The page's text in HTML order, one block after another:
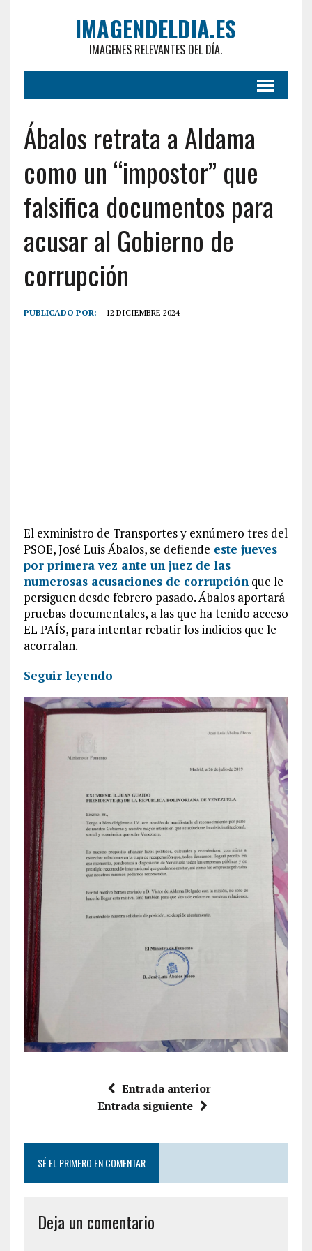
IMAGENDELDIA.ES
IMAGENES RELEVANTES DEL DÍA.
Ábalos retrata a Aldama
como un “impostor” que
falsifica documentos para
acusar al Gobierno de
corrupción
PUBLICADO POR: 12 DICIEMBRE 2024
El exministro de Transportes y exnúmero tres del
PSOE, José Luis Ábalos, se defiende este jueves
por primera vez ante un juez de las
numerosas acusaciones de corrupciónque le
persiguen desde febrero pasado. Ábalos aportará
pruebas documentales, a las que ha tenido acceso
EL PAÍS, para intentar rebatir los indicios que le
acorralan.
Seguir leyendo
Entrada anterior
Entrada siguiente
SÉ EL PRIMERO EN COMENTAR
Deja un comentario